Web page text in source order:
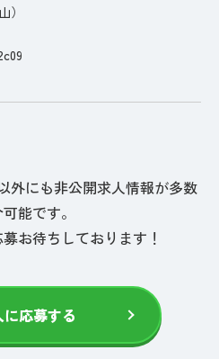
）
外にも非公開求人情報が多数
能です。
お待ちしております！
応募する